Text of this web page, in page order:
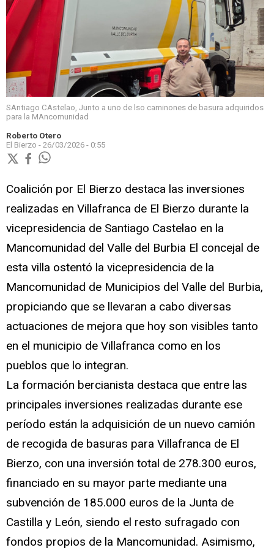
SAntiago CAstelao, Junto a uno de lso caminones de basura adquiridos
para la MAncomunidad
Roberto Otero
El Bierzo - 26/03/2026 - 0:55
Coalición por El Bierzo destaca las inversiones
realizadas en Villafranca de El Bierzo durante la
vicepresidencia de Santiago Castelao en la
Mancomunidad del Valle del Burbia El concejal de
esta villa ostentó la vicepresidencia de la
Mancomunidad de Municipios del Valle del Burbia,
propiciando que se llevaran a cabo diversas
actuaciones de mejora que hoy son visibles tanto
en el municipio de Villafranca como en los
pueblos que lo integran.
La formación bercianista destaca que entre las
principales inversiones realizadas durante ese
período están la adquisición de un nuevo camión
de recogida de basuras para Villafranca de El
Bierzo, con una inversión total de 278.300 euros,
financiado en su mayor parte mediante una
subvención de 185.000 euros de la Junta de
Castilla y León, siendo el resto sufragado con
fondos propios de la Mancomunidad. Asimismo,